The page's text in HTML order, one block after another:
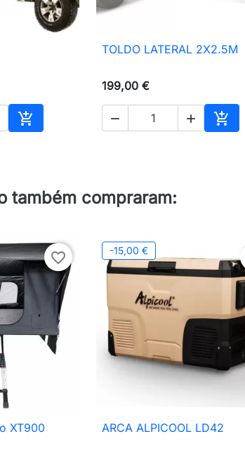

Adicionar ao carrinho
 Vista rápida
TOLDO LATERAL 2X2.5M
199,00 €
  
também compraram:
favorite_border
XT900
-15,00 €
 Vista rápida
ARCA ALPICOOL LD42